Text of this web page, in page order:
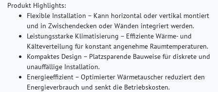
Produkt Highlights:
Flexible Installation – Kann horizontal oder vertikal montiert
und in Zwischendecken oder Wänden integriert werden.
Leistungsstarke Klimatisierung – Effiziente Wärme- und
Kälteverteilung für konstant angenehme Raumtemperaturen.
Kompaktes Design – Platzsparende Bauweise für diskrete und
unauffällige Installation.
Energieeffizient – Optimierter Wärmetauscher reduziert den
Energieverbrauch und senkt die Betriebskosten.